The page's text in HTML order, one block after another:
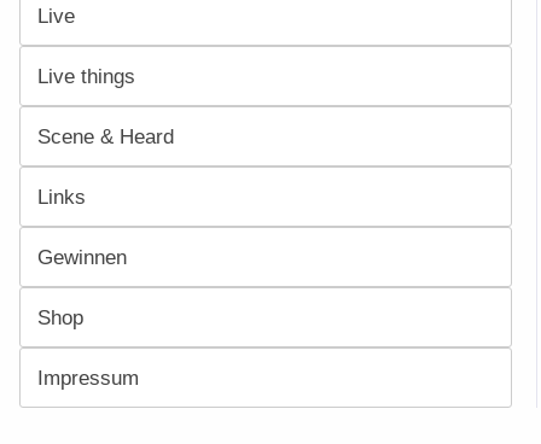
Live
Live things
Scene & Heard
Links
Gewinnen
Shop
Impressum